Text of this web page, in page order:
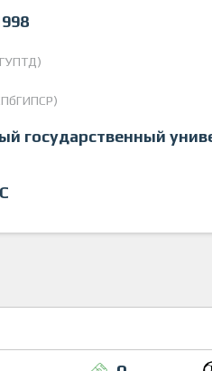
государственный